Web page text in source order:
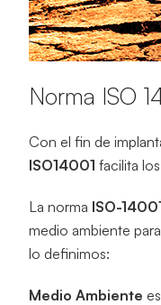
Norma ISO
Con el fin de
ISO14001 facilita
La norma ISO-
medio ambiente
lo definimos:
Medio Ambiente